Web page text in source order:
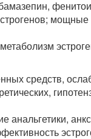
мощные
средств,
анальгетики,